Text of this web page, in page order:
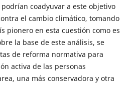
coadyuvar a este objetivo
el cambio climático, tomando
pionero en esta cuestión como es
la base de este análisis, se
de reforma normativa para
activa de las personas
una más conservadora y otra